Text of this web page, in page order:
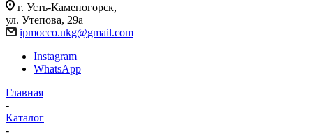
г. Усть-Каменогорск,
ул. Утепова, 29а
ipmocco.ukg@gmail.com
Instagram
WhatsApp
Главная
-
Каталог
-